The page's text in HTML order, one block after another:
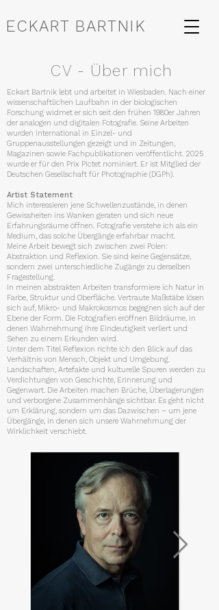
ECKART BARTNIK
CV - Über mich
Eckart Bartnik lebt und arbeitet in Wiesbaden. Nach einer
wissenschaftlichen Laufbahn in der biologischen
Forschung widmet er sich seit den frühen 1980er Jahren
der analogen und digitalen Fotografie. Seine Arbeiten
wurden international in Einzel- und
Gruppenausstellungen gezeigt und in Zeitungen,
Magazinen sowie Fachpublikationen veröffentlicht. 2025
wurde er für den Prix Pictet nominiert. Er ist Mitglied der
Deutschen Gesellschaft für Photographie (DGPh).
Artist Statement
Mich interessieren jene Schwellenzustände, in denen
Gewissheiten ins Wanken geraten und sich neue
Erfahrungsräume öffnen. Fotografie verstehe ich als ein
Medium, das solche Übergänge erfahrbar macht.
Meine Arbeit bewegt sich zwischen zwei Polen:
Abstraktion und Reflexion. Sie sind keine Gegensätze,
sondern zwei unterschiedliche Zugänge zu derselben
Fragestellung.
In meinen abstrakten Arbeiten transformiere ich Natur in
Farbe, Struktur und Oberfläche. Vertraute Maßstäbe lösen
sich auf, Mikro- und Makrokosmos begegnen sich auf der
Ebene der Form. Die Fotografien eröffnen Bildräume, in
denen Wahrnehmung ihre Eindeutigkeit verliert und
Sehen zu einem Erkunden wird.
Unter dem Titel Reflexion richte ich den Blick auf das
Verhältnis von Mensch, Objekt und Umgebung.
Landschaften, Artefakte und kulturelle Spuren werden zu
Verdichtungen von Geschichte, Erinnerung und
Gegenwart. Die Arbeiten machen Brüche, Überlagerungen
und verborgene Zusammenhänge sichtbar. Es geht nicht
um Erklärung, sondern um das Dazwischen – um jene
Übergänge, in denen sich unsere Wahrnehmung der
Wirklichkeit verschiebt.